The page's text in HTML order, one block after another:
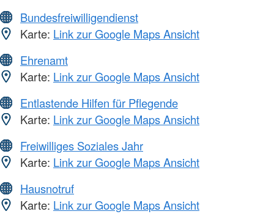
Bundesfreiwilligendienst
Karte: Link zur Google Maps Ansicht
Ehrenamt
Karte: Link zur Google Maps Ansicht
Entlastende Hilfen für Pflegende
Karte: Link zur Google Maps Ansicht
Freiwilliges Soziales Jahr
Karte: Link zur Google Maps Ansicht
Hausnotruf
Karte: Link zur Google Maps Ansicht